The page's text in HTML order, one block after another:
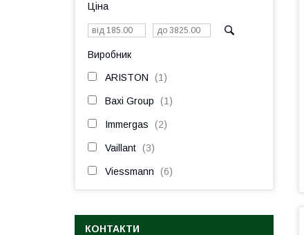
Ціна
Виробник
ARISTON 1
Baxi Group 1
Immergas 2
Vaillant 3
Viessmann 6
КОНТАКТИ